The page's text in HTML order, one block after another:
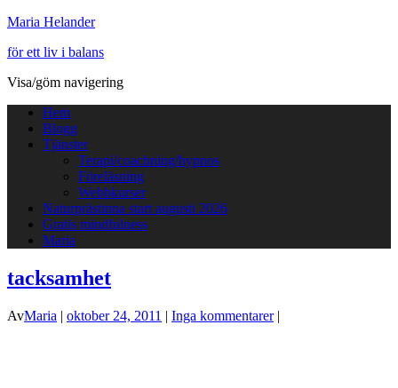
Maria Helander
för ett liv i balans
Visa/göm navigering
Hem
Blogg
Tjänster
Terapi/coachning/hypnos
Föreläsning
Webbkurser
Naturprästinna start augusti 2026
Gratis mindfulness
Maria
tacksamhet
AvMaria | oktober 24, 2011 | Inga kommentarer|